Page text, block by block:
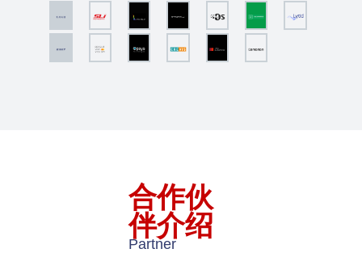
合作伙
伴介绍
Partner